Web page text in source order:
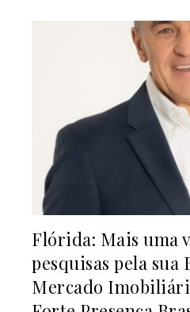
Flórida: Mais uma
pesquisas pela sua
Mercado